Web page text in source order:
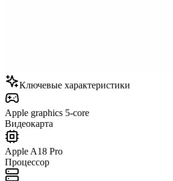
Ключевые характеристики
Apple graphics 5-core
Видеокарта
Apple A18 Pro
Процессор